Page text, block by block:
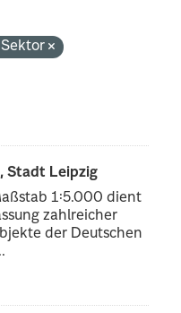
Sektor
Stadt Leipzig
1:5.000 dient
zahlreicher
der Deutschen